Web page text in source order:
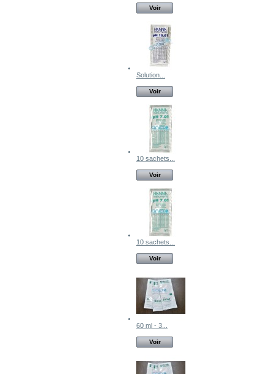
Voir
Solution...
Voir
10 sachets...
Voir
10 sachets...
Voir
60 ml - 3...
Voir